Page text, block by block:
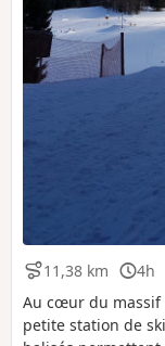
11,38 km
D
i
s
t
4h
D
u
r
é
i
Au cœur du massif
petite station de